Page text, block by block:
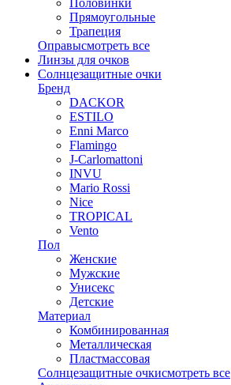
Прямоугольные
Трапеция
Оправысмотреть все
Линзы для очков
Солнцезащитные очки
Бренд
DACKOR
ESTILO
Enni Marco
Flamingo
J-Carlomattoni
INVU
Mario Rossi
Nice
TROPICAL
Vento
Пол
Женские
Мужские
Унисекс
Детские
Материал
Комбинированная
Металлическая
Пластмассовая
Солнцезащитные очкисмотреть все